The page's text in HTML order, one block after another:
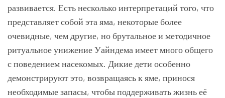
развивается. Есть несколько интерпретаций того, что
представляет собой эта яма, некоторые более
очевидные, чем другие, но брутальное и методичное
ритуальное унижение Уайндема имеет много общего
с поведением насекомых. Дикие дети особенно
демонстрируют это, возвращаясь к яме, принося
необходимые запасы, чтобы поддерживать жизнь её